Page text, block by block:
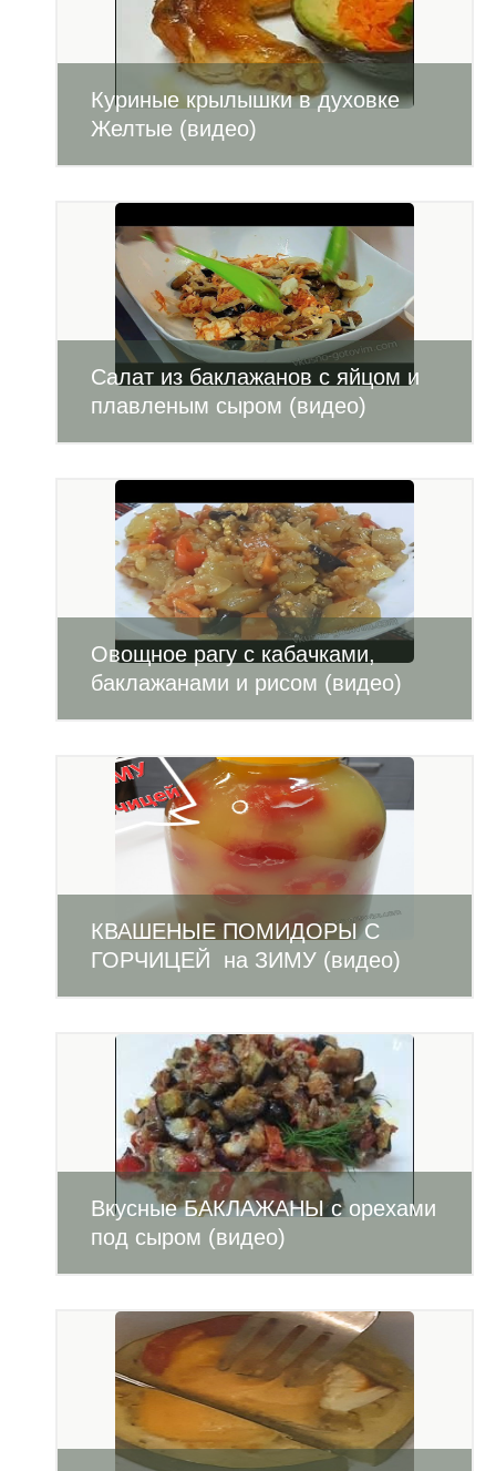
Куриные крылышки в духовке
Желтые (видео)
Салат из баклажанов с яйцом и
плавленым сыром (видео)
Овощное рагу с кабачками,
баклажанами и рисом (видео)
КВАШЕНЫЕ ПОМИДОРЫ С
ГОРЧИЦЕЙ на ЗИМУ (видео)
Вкусные БАКЛАЖАНЫ с орехами
под сыром (видео)